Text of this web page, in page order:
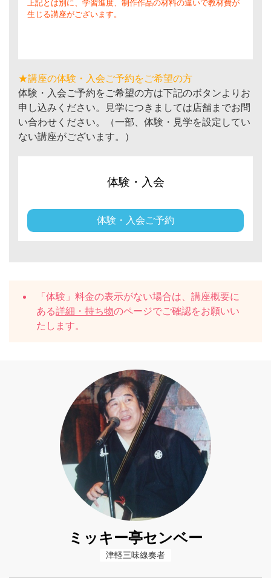
上記とは別に、学習進度、制作作品の材料の違いで教材費が
生じる講座がございます。
★講座の体験・入会ご予約をご希望の方
体験・入会ご予約をご希望の方は下記のボタンよりお
申し込みください。見学につきましては店舗までお問
い合わせください。（一部、体験・見学を設定してい
ない講座がございます。）
体験・入会
体験・入会ご予約
「体験」料金の表示がない場合は、講座概要に
ある詳細・持ち物のページでご確認をお願いい
たします。
ミッキー亭センベー
津軽三味線奏者